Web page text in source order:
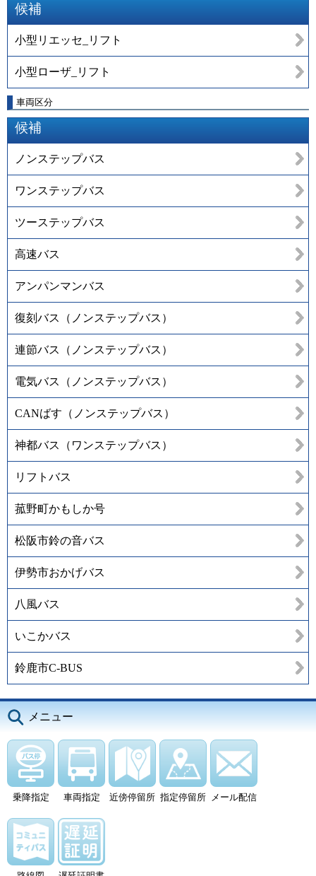
候補
小型リエッセ_リフト
小型ローザ_リフト
車両区分
候補
ノンステップバス
ワンステップバス
ツーステップバス
高速バス
アンパンマンバス
復刻バス（ノンステップバス）
連節バス（ノンステップバス）
電気バス（ノンステップバス）
CANばす（ノンステップバス）
神都バス（ワンステップバス）
リフトバス
菰野町かもしか号
松阪市鈴の音バス
伊勢市おかげバス
八風バス
いこかバス
鈴鹿市C-BUS
メニュー
乗降指定 車両指定 近傍停留所 指定停留所 メール配信